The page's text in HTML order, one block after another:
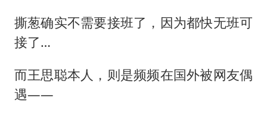
撕葱确实不需要接班了，因为都快无班可
接了…
而王思聪本人，则是频频在国外被网友偶
遇——